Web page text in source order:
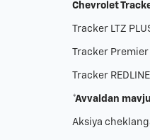
Chevrolet
Tracker LTZ
Tracker
Tracker
*Avvaldan
Aksiya